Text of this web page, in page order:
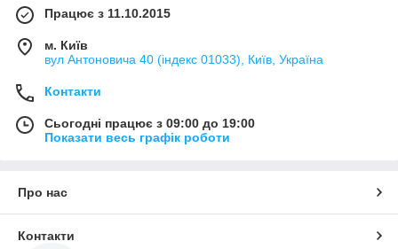
Працює з 11.10.2015
м. Київ
вул Антоновича 40 (індекс 01033), Київ, Україна
Контакти
Сьогодні працює з 09:00 до 19:00
Показати весь графік роботи
Про нас
Контакти